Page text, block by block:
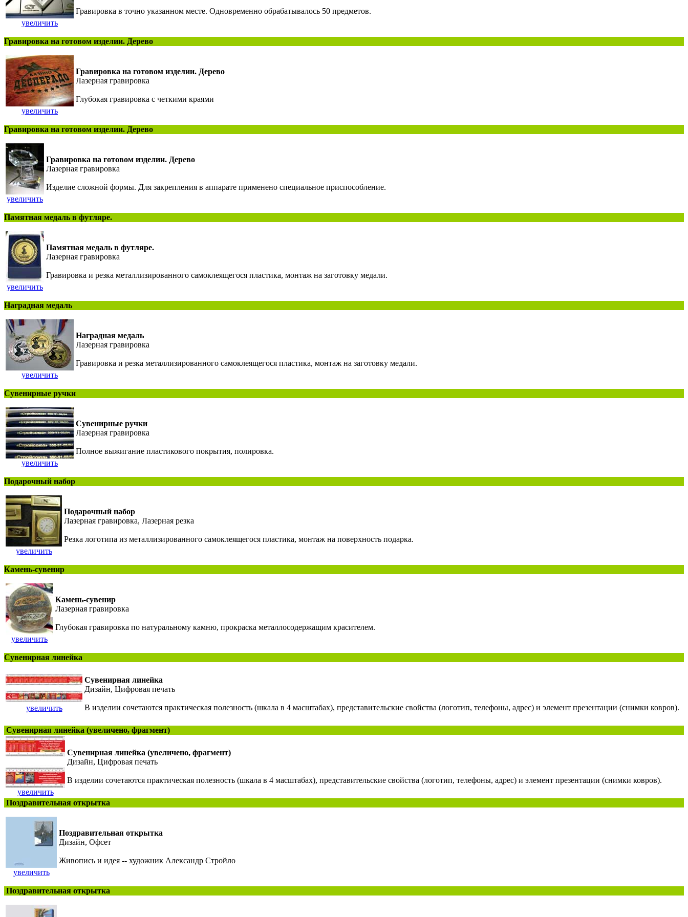
увеличить
Гравировка в точно указанном месте. Одновременно обрабатывалось 50 предметов.
Гравировка на готовом изделии. Дерево
увеличить
Гравировка на готовом изделии. Дерево
Лазерная гравировка
Глубокая гравировка с четкими краями
Гравировка на готовом изделии. Дерево
увеличить
Гравировка на готовом изделии. Дерево
Лазерная гравировка
Изделие сложной формы. Для закрепления в аппарате применено специальное приспособление.
Памятная медаль в футляре.
увеличить
Памятная медаль в футляре.
Лазерная гравировка
Гравировка и резка металлизированного самоклеящегося пластика, монтаж на заготовку медали.
Наградная медаль
увеличить
Наградная медаль
Лазерная гравировка
Гравировка и резка металлизированного самоклеящегося пластика, монтаж на заготовку медали.
Сувенирные ручки
увеличить
Сувенирные ручки
Лазерная гравировка
Полное выжигание пластикового покрытия, полировка.
Подарочный набор
увеличить
Подарочный набор
Лазерная гравировка, Лазерная резка
Резка логотипа из металлизированного самоклеящегося пластика, монтаж на поверхность подарка.
Камень-сувенир
увеличить
Камень-сувенир
Лазерная гравировка
Глубокая гравировка по натуральному камню, прокраска металлосодержащим красителем.
Сувенирная линейка
увеличить
Сувенирная линейка
Дизайн, Цифровая печать
В изделии сочетаются практическая полезность (шкала в 4 масштабах), представительские свойства (логотип, телефоны, адрес) и элемент презентации (снимки ковров).
Сувенирная линейка (увеличено, фрагмент)
увеличить
Сувенирная линейка (увеличено, фрагмент)
Дизайн, Цифровая печать
В изделии сочетаются практическая полезность (шкала в 4 масштабах), представительские свойства (логотип, телефоны, адрес) и элемент презентации (снимки ковров).
Поздравительная открытка
увеличить
Поздравительная открытка
Дизайн, Офсет
Живопись и идея -- художник Александр Стройло
Поздравительная открытка